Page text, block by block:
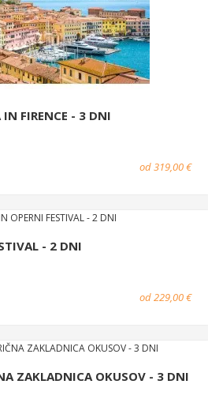
FIRENCE - 3 DNI
od 319,00 €
- 2 DNI
od 229,00 €
ZAKLADNICA OKUSOV - 3 DNI